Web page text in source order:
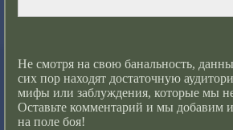
Не смотря на свою банальность,
сих пор находят достаточную
мифы или заблуждения, которые мы
Оставьте комментарий и мы добавим
на поле боя!